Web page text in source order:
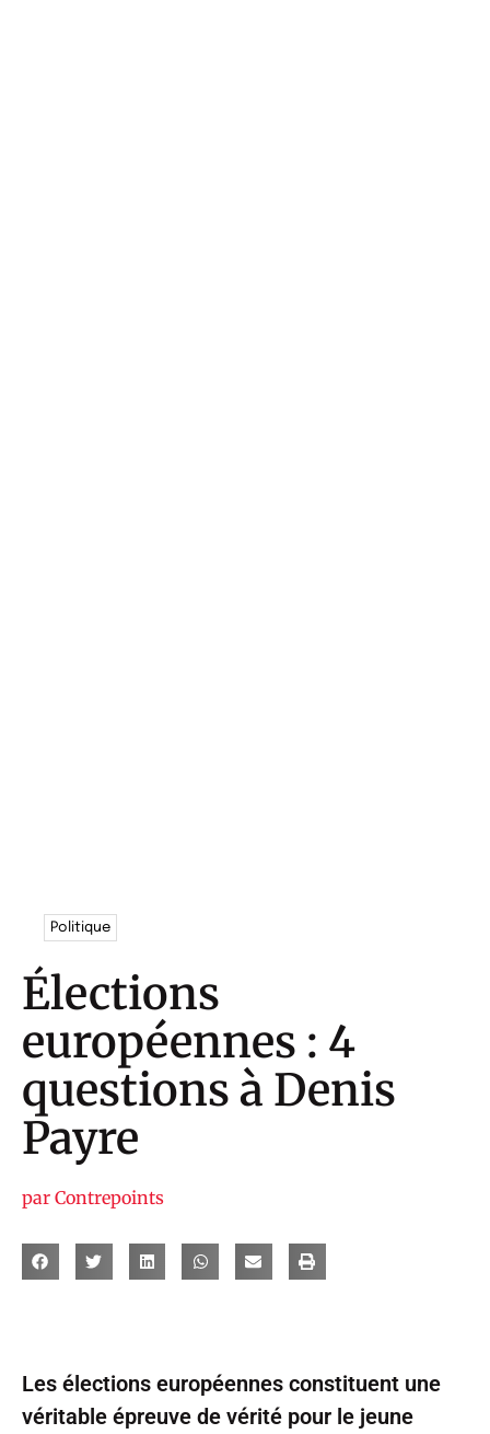
Politique
Élections
européennes : 4
questions à Denis
Payre
par Contrepoints
Les élections européennes constituent une
véritable épreuve de vérité pour le jeune